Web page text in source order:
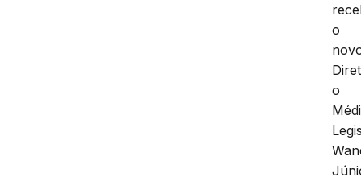
o
o